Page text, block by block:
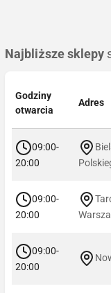
Najbliższe sklepy
Godziny
otwarcia
Adres
09:00-
20:00
09:00-
20:00
09:00-
20:00